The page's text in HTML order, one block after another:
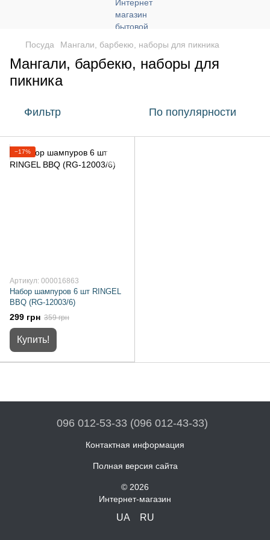
Посуда Мангали, барбекю, наборы для пикника
Мангали, барбекю, наборы для
пикника
Фильтр По популярности
−17%
Артикул: 000016863
Набор шампуров 6 шт RINGEL
BBQ (RG-12003/6)
299 грн 359 грн
Купить!
096 012-53-33 (096 012-43-33)
Контактная информация
Полная версия сайта
© 2026
Интернет-магазин
UA RU